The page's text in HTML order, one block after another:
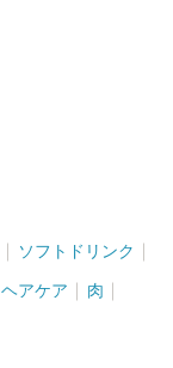
ソフトドリンク
ヘアケア 肉